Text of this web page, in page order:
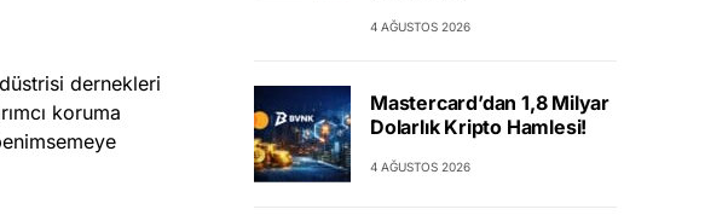
dernekleri
koruma
4 AĞUSTOS 2026
Mastercard’dan 1,8 Milyar
Dolarlık Kripto Hamlesi!
4 AĞUSTOS 2026